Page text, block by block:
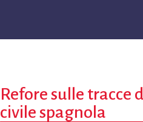
Refore sulle tracce
civile spagnola